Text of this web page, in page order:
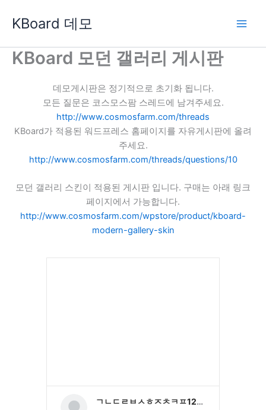
로
KBoard 데모
KBoard 모던 갤러리 게시판
데모게시판은 정기적으로 초기화 됩니다.
모든 질문은 코스모스팜 스레드에 남겨주세요.
http://www.cosmosfarm.com/threads
KBoard가 적용된 워드프레스 홈페이지를 자유게시판에 올려
주세요.
http://www.cosmosfarm.com/threads/questions/10
모던 갤러리 스킨이 적용된 게시판 입니다. 구매는 아래 링크
페이지에서 가능합니다.
http://www.cosmosfarm.com/wpstore/product/kboard-
modern-gallery-skin
ㄱㄴㄷㄹㅂㅅㅎㅈㅊㅋㅍ1234567890